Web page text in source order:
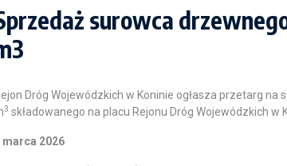
surowca
Dróg Wojewódzkich w Koninie ogłasza przetarg
3 składowanego na placu Rejonu Dróg Wojewódzkich w
marca 2026